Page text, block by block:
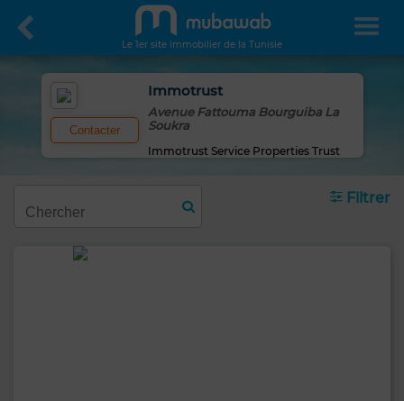
Le 1er site immobilier de la Tunisie
Contacter
Immotrust
Avenue Fattouma Bourguiba La
Soukra
Immotrust Service Properties Trust
Filtrer